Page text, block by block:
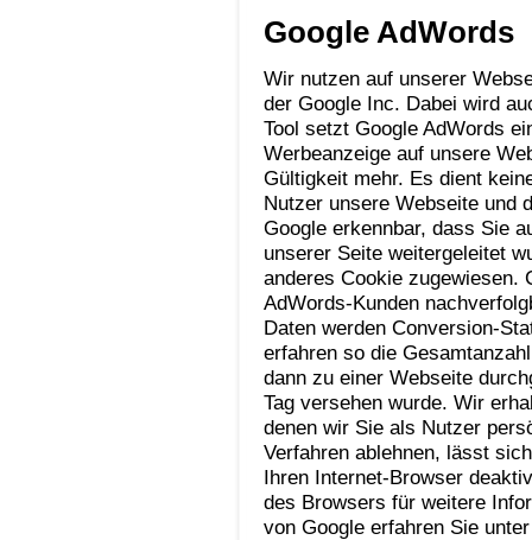
Google AdWords
Wir nutzen auf unserer
der Google Inc. Dabei wird
Tool setzt Google AdWords
Werbeanzeige auf unsere
Gültigkeit mehr. Es dient
Nutzer unsere Webseite und
Google erkennbar, dass Sie
unserer Seite weitergeleitet
anderes Cookie zugewiesen.
AdWords-Kunden
Daten werden Conversion-
erfahren so die
dann zu einer Webseite
Tag versehen wurde. Wir
denen wir Sie als Nutzer
Verfahren ablehnen, lässt
Ihren Internet-Browser
des Browsers für weitere
von Google erfahren Sie